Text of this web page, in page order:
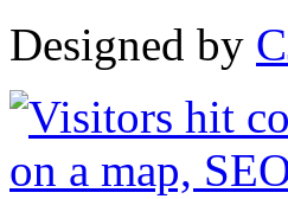
Designed by